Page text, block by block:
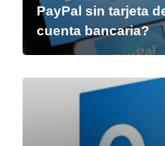
PayPal sin tarjeta
cuenta bancaria?